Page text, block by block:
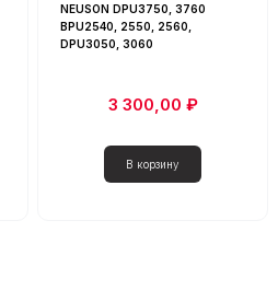
NEUSON DPU3750, 3760
BPU2540, 2550, 2560,
DPU3050, 3060
3 300,00 ₽